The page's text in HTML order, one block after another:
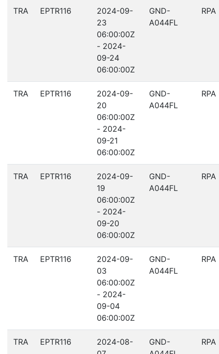
TRA EPTR116
2024-09-
23
06:00:00Z
- 2024-
09-24
06:00:00Z
GND-
A044FL
RPA
TRA EPTR116
2024-09-
20
06:00:00Z
- 2024-
09-21
06:00:00Z
GND-
A044FL
RPA
TRA EPTR116
2024-09-
19
06:00:00Z
- 2024-
09-20
06:00:00Z
GND-
A044FL
RPA
TRA EPTR116
2024-09-
03
06:00:00Z
- 2024-
09-04
06:00:00Z
GND-
A044FL
RPA
TRA EPTR116
2024-08-
GND-
RPA